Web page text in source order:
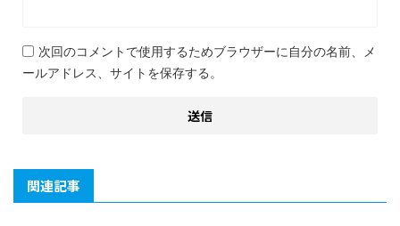
次回のコメントで使用するためブラウザーに自分の名前、メ
ールアドレス、サイトを保存する。
関連記事